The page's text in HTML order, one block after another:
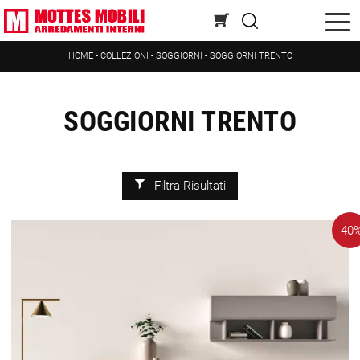
HOME- COLLEZIONI - SOGGIORNI - SOGGIORNI TRENTO
SOGGIORNI TRENTO
Filtra Risultati
-